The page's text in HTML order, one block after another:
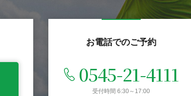
お電話でのご予約
0545-21-4111
受付時間 6:30～17:00